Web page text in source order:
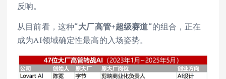
反响。
从目前看，这种“大厂高管+超级赛道“的组合，正在
成为AI领域确定性最高的入场姿势。